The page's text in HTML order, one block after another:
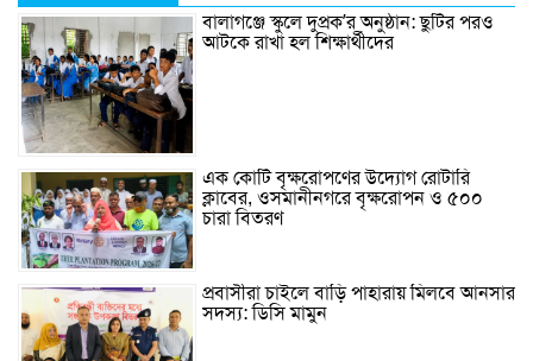
বালাগঞ্জে স্কুলে দুপ্রক’র অনুষ্ঠান: ছুটির পরও
আটকে রাখা হল শিক্ষার্থীদের
এক কোটি বৃক্ষরোপণের উদ্যোগ রোটারি
ক্লাবের, ওসমানীনগরে বৃক্ষরোপন ও ৫০০
চারা বিতরণ
প্রবাসীরা চাইলে বাড়ি পাহারায় মিলবে আনসার
সদস্য: ডিসি মামুন